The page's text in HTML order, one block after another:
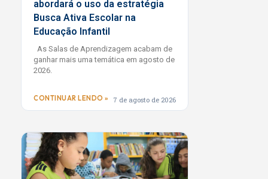
abordará o uso da estratégia
Busca Ativa Escolar na
Educação Infantil
As Salas de Aprendizagem acabam de
ganhar mais uma temática em agosto de
2026.
CONTINUAR LENDO » 7 de agosto de 2026